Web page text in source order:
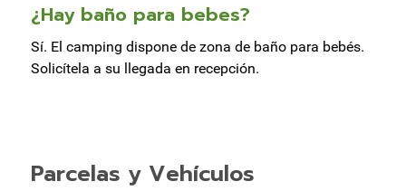
¿Hay baño para bebes?
Sí. El camping dispone de zona de baño para bebés.
Solicítela a su llegada en recepción.
Parcelas y Vehículos